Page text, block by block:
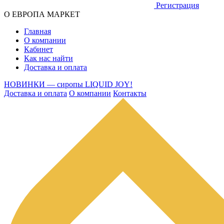
Регистрация
О ЕВРОПА МАРКЕТ
Главная
О компании
Кабинет
Как нас найти
Доставка и оплата
НОВИНКИ — сиропы LIQUID JOY!
Доставка и оплата О компании Контакты